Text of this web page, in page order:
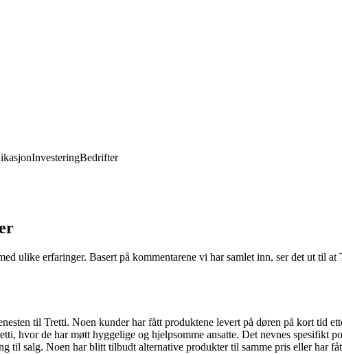
InvesteringBedrifter
ulike erfaringer. Basert på kommentarene vi har samlet inn, ser det ut til
til Tretti. Noen kunder har fått produktene levert på døren på kort tid
hvor de har møtt hyggelige og hjelpsomme ansatte. Det nevnes spesifikt
til salg. Noen har blitt tilbudt alternative produkter til samme pris eller har